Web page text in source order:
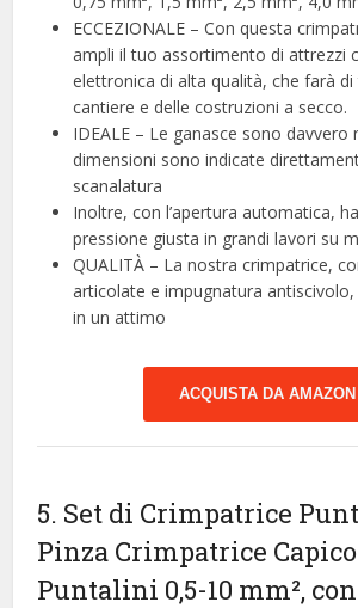
ECCEZIONALE – Con questa
ampli il tuo assortimento di attrezzi
elettronica di alta qualità, che farà di
cantiere e delle costruzioni a secco.
IDEALE – Le ganasce sono davvero
dimensioni sono indicate
scanalatura
Inoltre, con l’apertura automatica,
pressione giusta in grandi lavori su
QUALITÀ – La nostra crimpatrice,
articolate e impugnatura
in un attimo
ACQUISTA DA AMAZON
5. Set di Crimpatrice
Pinza Crimpatrice
Puntalini 0,5-10 mm²,